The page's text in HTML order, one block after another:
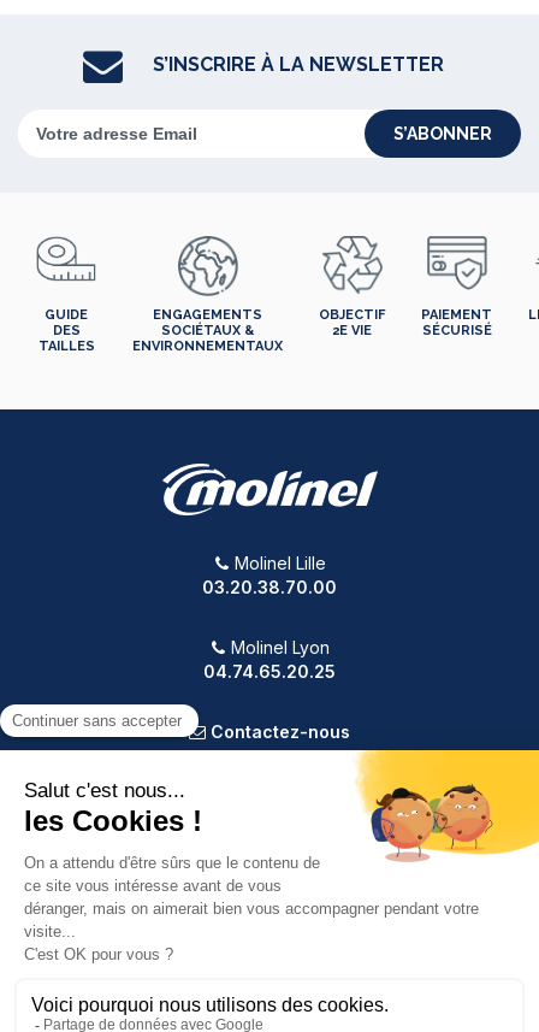
S’INSCRIRE À LA NEWSLETTER
S’ABONNER
GUIDE
DES
TAILLES
ENGAGEMENTS
SOCIÉTAUX &
ENVIRONNEMENTAUX
OBJECTIF
2E VIE
PAIEMENT
SÉCURISÉ
Molinel Lille
03.20.38.70.00
Molinel Lyon
04.74.65.20.25
Contactez-nous
PRODUITS
NOTRE SOCIÉTÉ
VOTRE COMPTE
INFORMATIONS